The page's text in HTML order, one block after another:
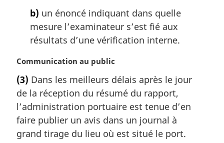
b) un énoncé indiquant dans quelle
mesure l’examinateur s’est fié aux
résultats d’une vérification interne.
N
t
e
m
a
g
Communication au public
(3) Dans les meilleurs délais après le jour
de la réception du résumé du rapport,
l’administration portuaire est tenue d’en
faire publier un avis dans un journal à
grand tirage du lieu où est situé le port.